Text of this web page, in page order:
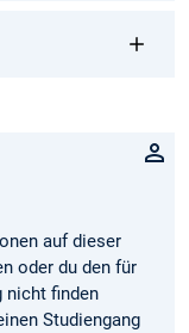
auf dieser
oder du den für
nicht finden
Studiengang